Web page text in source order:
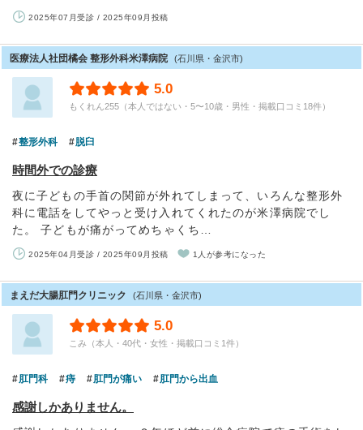
2025年07月受診 / 2025年09月投稿
医療法人社団橘会 整形外科米澤病院 (石川県・金沢市)
5.0
もくれん255（本人ではない・5〜10歳・男性・掲載口コミ18件）
整形外科 脱臼
時間外での診療
夜に子どもの手首の関節が外れてしまって、いろんな整形外
科に電話をしてやっと受け入れてくれたのが米澤病院でし
た。 子どもが痛がってめちゃくち…
2025年04月受診 / 2025年09月投稿 1人が参考になった
まえだ大腸肛門クリニック (石川県・金沢市)
5.0
こみ（本人・40代・女性・掲載口コミ1件）
肛門科 痔 肛門が痛い 肛門から出血
感謝しかありません。